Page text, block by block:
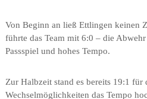
Von Beginn an ließ Ettlingen keinen
führte das Team mit 6:0 – die
Passspiel und hohes Tempo.
Zur Halbzeit stand es bereits 19:1
Wechselmöglichkeiten das Tempo